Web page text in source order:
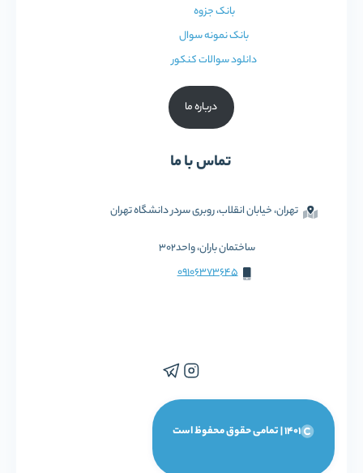
بانک جزوه
بانک نمونه سوال
دانلود سوالات کنکور
درباره ما
تماس با ما
تهران، خیابان انقلاب، روبری سردر دانشگاه تهران
ساختمان باران، واحد302
09106373645
1401 | تمامی حقوق محفوظ است